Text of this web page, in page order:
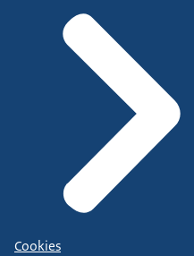
Cookies